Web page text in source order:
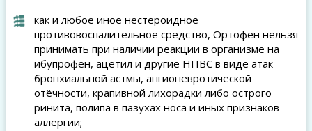
как и любое иное нестероидное
противовоспалительное средство, Ортофен нельзя
принимать при наличии реакции в организме на
ибупрофен, ацетил и другие НПВС в виде атак
бронхиальной астмы, ангионевротической
отёчности, крапивной лихорадки либо острого
ринита, полипа в пазухах носа и иных признаков
аллергии;